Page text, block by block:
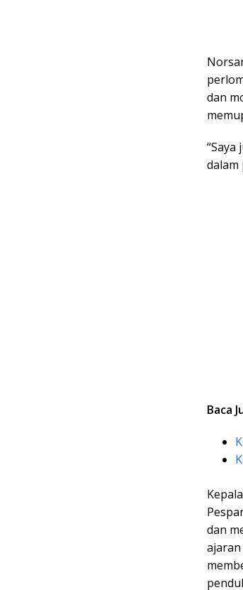
dan
dalam
Baca
dan